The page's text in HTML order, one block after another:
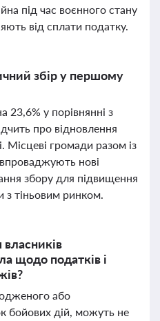
під час воєнного стану
від сплати податку.
збір у першому
23,6% у порівнянні з
про відновлення
Місцеві громади разом із
нові
збору для підвищення
з тіньовим ринком.
власників
щодо податків і
або
бойових дій, можуть не